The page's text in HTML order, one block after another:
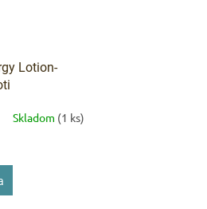
Lotion-
Skladom (1 ks)